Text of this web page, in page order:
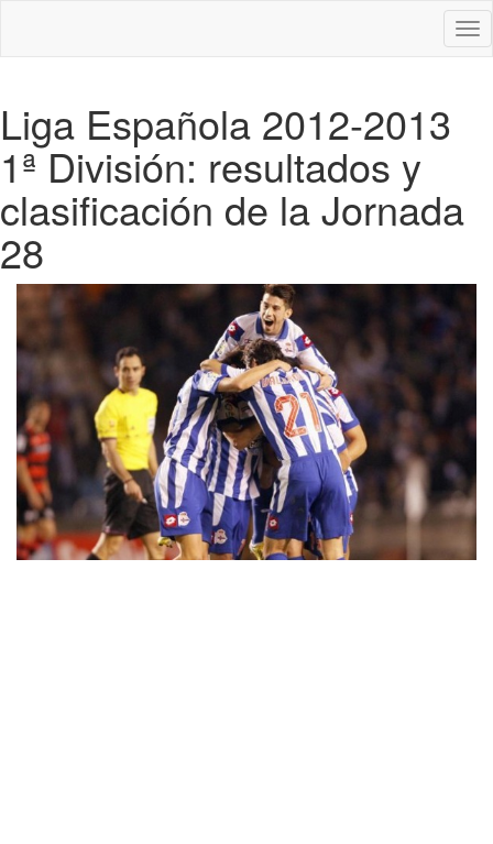
Liga Española 2012-2013
1ª División: resultados y
clasificación de la Jornada
28